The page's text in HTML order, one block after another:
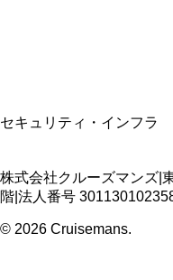
セキュリティ・インフラ
株式会社クルーズマンズ
階 法人番号
© 2026 Cruisemans.